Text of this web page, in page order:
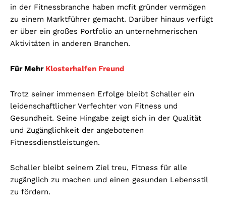
in der Fitnessbranche haben mcfit gründer vermögen
zu einem Marktführer gemacht. Darüber hinaus verfügt
er über ein großes Portfolio an unternehmerischen
Aktivitäten in anderen Branchen.
Für Mehr Klosterhalfen Freund
Trotz seiner immensen Erfolge bleibt Schaller ein
leidenschaftlicher Verfechter von Fitness und
Gesundheit. Seine Hingabe zeigt sich in der Qualität
und Zugänglichkeit der angebotenen
Fitnessdienstleistungen.
Schaller bleibt seinem Ziel treu, Fitness für alle
zugänglich zu machen und einen gesunden Lebensstil
zu fördern.